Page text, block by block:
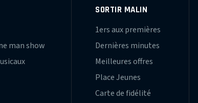
man show
SORTIR MALIN
1ers aux premières
Dernières minutes
Meilleures offres
Place Jeunes
Carte de fidélité